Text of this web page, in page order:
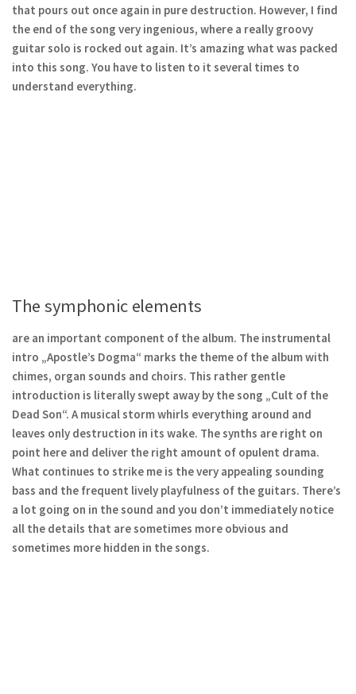
that pours out once again in pure destruction. However, I find
the end of the song very ingenious, where a really groovy
guitar solo is rocked out again. It’s amazing what was packed
into this song. You have to listen to it several times to
understand everything.
The symphonic elements
are an important component of the album. The instrumental
intro „Apostle’s Dogma“ marks the theme of the album with
chimes, organ sounds and choirs. This rather gentle
introduction is literally swept away by the song „Cult of the
Dead Son“. A musical storm whirls everything around and
leaves only destruction in its wake. The synths are right on
point here and deliver the right amount of opulent drama.
What continues to strike me is the very appealing sounding
bass and the frequent lively playfulness of the guitars. There’s
a lot going on in the sound and you don’t immediately notice
all the details that are sometimes more obvious and
sometimes more hidden in the songs.